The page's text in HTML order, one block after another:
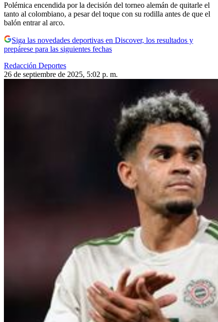
Polémica encendida por la decisión del torneo alemán de quitarle el
tanto al colombiano, a pesar del toque con su rodilla antes de que el
balón entrar al arco.
Siga las novedades deportivas en Discover, los resultados y
prepárese para las siguientes fechas
Redacción Deportes
26 de septiembre de 2025, 5:02 p. m.